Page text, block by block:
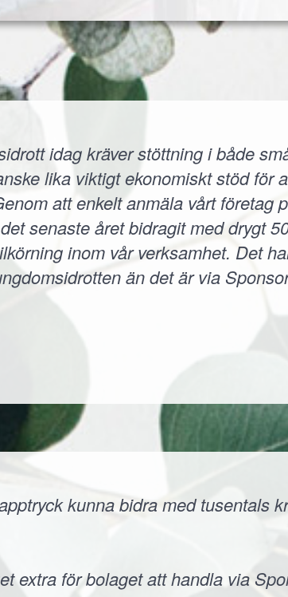
idag kräver stöttning i både
lika viktigt ekonomiskt stöd för
att enkelt anmäla vårt företag
senaste året bidragit med drygt
inom vår verksamhet. Det
än det är via
kunna bidra med tusentals
extra för bolaget att handla via